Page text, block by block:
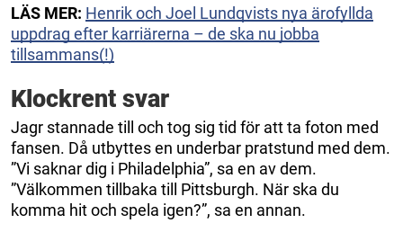
LÄS MER: Henrik och Joel Lundqvists nya ärofyllda
uppdrag efter karriärerna – de ska nu jobba
tillsammans(!)
Klockrent svar
Jagr stannade till och tog sig tid för att ta foton med
fansen. Då utbyttes en underbar pratstund med dem.
”Vi saknar dig i Philadelphia”, sa en av dem.
”Välkommen tillbaka till Pittsburgh. När ska du
komma hit och spela igen?”, sa en annan.